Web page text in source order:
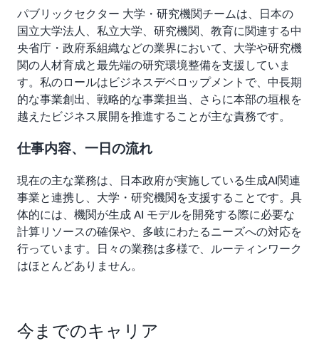
パブリックセクター 大学・研究機関チームは、日本の
国立大学法人、私立大学、研究機関、教育に関連する中
央省庁・政府系組織などの業界において、大学や研究機
関の人材育成と最先端の研究環境整備を支援していま
す。私のロールはビジネスデベロップメントで、中長期
的な事業創出、戦略的な事業担当、さらに本部の垣根を
越えたビジネス展開を推進することが主な責務です。
仕事内容、一日の流れ
現在の主な業務は、日本政府が実施している生成AI関連
事業と連携し、大学・研究機関を支援することです。具
体的には、機関が生成 AI モデルを開発する際に必要な
計算リソースの確保や、多岐にわたるニーズへの対応を
行っています。日々の業務は多様で、ルーティンワーク
はほとんどありません。
今までのキャリア